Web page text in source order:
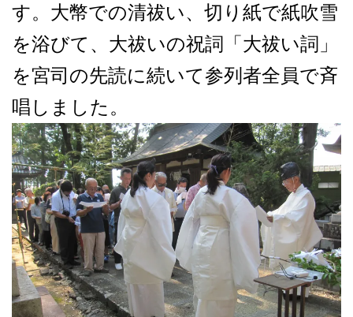
す。大幣での清祓い、切り紙で紙吹雪
を浴びて、大祓いの祝詞「大祓い詞」
を宮司の先読に続いて参列者全員で斉
唱しました。